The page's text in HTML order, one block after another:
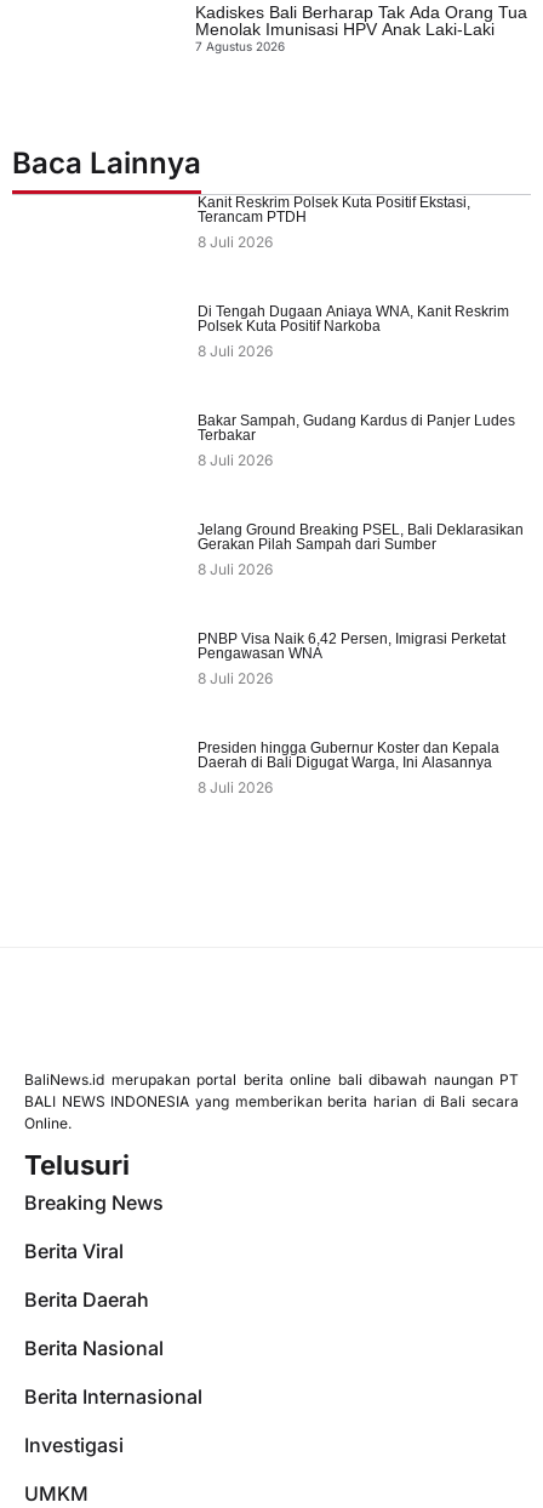
Kadiskes Bali Berharap Tak Ada Orang Tua
Menolak Imunisasi HPV Anak Laki-Laki
7 Agustus 2026
Baca Lainnya
Kanit Reskrim Polsek Kuta Positif Ekstasi,
Terancam PTDH
8 Juli 2026
Di Tengah Dugaan Aniaya WNA, Kanit Reskrim
Polsek Kuta Positif Narkoba
8 Juli 2026
Bakar Sampah, Gudang Kardus di Panjer Ludes
Terbakar
8 Juli 2026
Jelang Ground Breaking PSEL, Bali Deklarasikan
Gerakan Pilah Sampah dari Sumber
8 Juli 2026
PNBP Visa Naik 6,42 Persen, Imigrasi Perketat
Pengawasan WNA
8 Juli 2026
Presiden hingga Gubernur Koster dan Kepala
Daerah di Bali Digugat Warga, Ini Alasannya
8 Juli 2026
BaliNews.id merupakan portal berita online bali dibawah naungan PT
BALI NEWS INDONESIA yang memberikan berita harian di Bali secara
Online.
Telusuri
Breaking News
Berita Viral
Berita Daerah
Berita Nasional
Berita Internasional
Investigasi
UMKM